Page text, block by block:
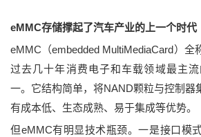
eMMC存储撑起了汽车产业的上一个时代
eMMC （embedded MultiMediaCard）全
过去几十年消费电子和车载领域最主
一。它结构简单，将NAND颗粒与控制器
有成本低、生态成熟、易于集成等优势。
但eMMC有明显技术瓶颈。一是接口模